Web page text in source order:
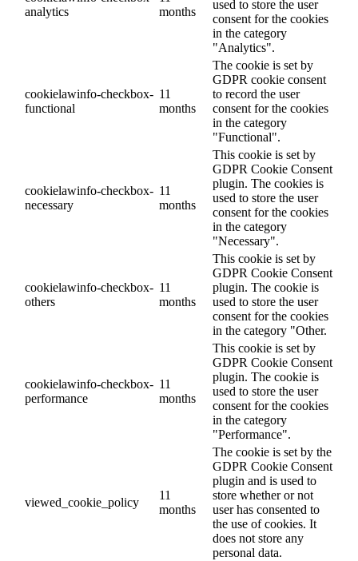
analytics
months
used to store the user
consent for the cookies
in the category
"Analytics".
cookielawinfo-checkbox-
functional
11
months
The cookie is set by
GDPR cookie consent
to record the user
consent for the cookies
in the category
"Functional".
cookielawinfo-checkbox-
necessary
11
months
This cookie is set by
GDPR Cookie Consent
plugin. The cookies is
used to store the user
consent for the cookies
in the category
"Necessary".
cookielawinfo-checkbox-
others
11
months
This cookie is set by
GDPR Cookie Consent
plugin. The cookie is
used to store the user
consent for the cookies
in the category "Other.
cookielawinfo-checkbox-
performance
11
months
This cookie is set by
GDPR Cookie Consent
plugin. The cookie is
used to store the user
consent for the cookies
in the category
"Performance".
viewed_cookie_policy
11
months
The cookie is set by the
GDPR Cookie Consent
plugin and is used to
store whether or not
user has consented to
the use of cookies. It
does not store any
personal data.